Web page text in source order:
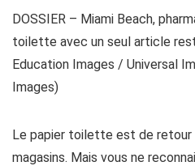
DOSSIER – Miami Beach,
toilette avec un seul article
Education Images / Universal
Images)
Le papier toilette est de
magasins. Mais vous ne